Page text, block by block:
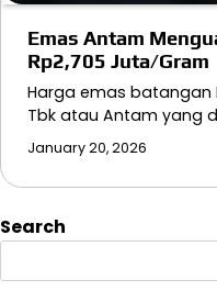
Emas Antam
Rp2,705 Juta/Gram
Harga emas batangan
Tbk atau Antam yang
January 20, 2026
Search